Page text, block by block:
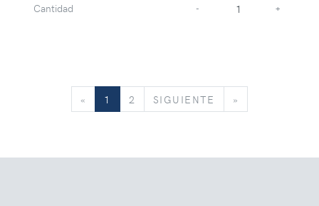
Cantidad - +
« 1 2 SIGUIENTE SIGUIENTE
»